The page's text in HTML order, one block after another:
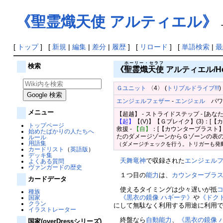
《聖霊熾天使 アルティエル》 -
[ トップ] [ 新規 | 編集| 差分| 履歴] [ リロード ] [ 単語検索|
検索
メニュー
トップページ
始めたばかりの人たちへ
ルール
用語集
カードリスト
（英語版 ）
デッキ集
よくある質問
ヴァンガードの歴史
カードデータ
種族
国家
クラン
イラストレーター
国家(overDressシリーズ)
《聖霊熾天使
ホーリー・セラフ
アルティエル/
Ｇユニット 〈4〉 ( トリプルドライブ!!!)
エンジェルフェザー - エンジェル パワ
【超越】 - ストライドステップ - [あ
【起】
【(V)】【Ｇブレイク】(3)：[【
救援 -
【自】
：[【カウンターブラス
たのダメージゾーンからＧゾーンの表
（ダメージチェックを行う。トリガーも発
天舞竜神で収録されたエンジェル
１つ目の能力 は、 カウンターブラ
使えるタイミングは少々遅いが抵
《黒衣の鏡像 ハギーテ》や 《ド
にして無駄なく利用する用途に利用
終盤なら 自動能力 《黒衣の鏡像